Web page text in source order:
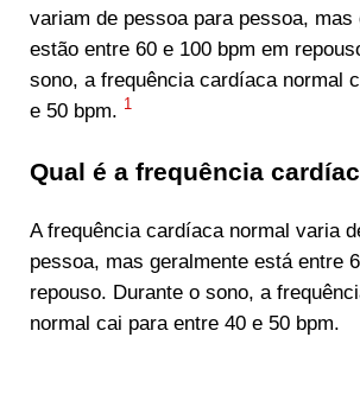
variam de pessoa para pessoa, mas
estão entre 60 e 100 bpm em
sono, a frequência cardíaca normal
e 50 bpm. 1
Qual é a frequência
A frequência cardíaca normal varia
pessoa, mas geralmente está entre
repouso. Durante o sono, a
normal cai para entre 40 e 50 bpm.